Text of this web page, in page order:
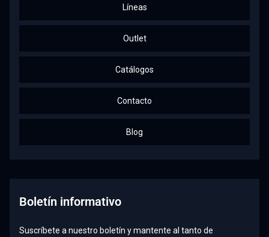
Líneas
Outlet
Catálogos
Contacto
Blog
Boletín informativo
Suscríbete a nuestro boletín y mantente al tanto de